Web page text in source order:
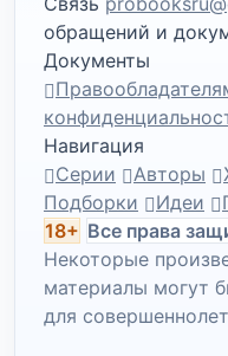
обращений и
Документы
Навигация
Серии
Авторы
Подборки
Идеи
18+ Все права
Некоторые
материалы могут
для